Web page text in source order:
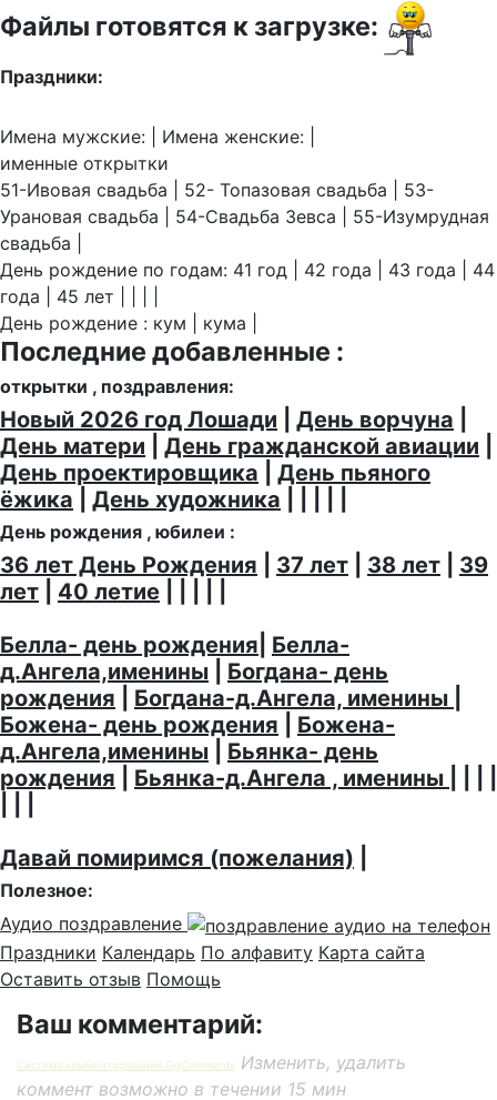
Файлы готовятся к загрузке:
Праздники:
Имена мужские: | Имена женские: |
именные открытки
51-Ивовая свадьба | 52- Топазовая свадьба | 53-
Урановая свадьба | 54-Свадьба Зевса | 55-Изумрудная
свадьба |
День рождение по годам: 41 год | 42 года | 43 года | 44
года | 45 лет | | | |
День рождение : кум | кума |
Последние добавленные :
открытки , поздравления:
Новый 2026 год Лошади День ворчуна
День матери
День гражданской авиации
День проектировщика
День пьяного
ёжика
День художника
День рождения , юбилеи :
36 лет День Рождения 37 лет 38 лет
39
лет
40 летие
Белла- день рождения Белла-
д.Ангела,именины
Богдана- день
рождения
Богдана-д.Ангела, именины
Божена- день рождения
Божена-
д.Ангела,именины
Бьянка- день
рождения
Бьянка-д.Ангела , именины
Давай помиримся (пожелания)
Полезное:
Аудио поздравление
Праздники Календарь По алфавиту Карта сайта
Оставить отзыв Помощь
Ваш комментарий:
Система комментирования SigComments
Изменить, удалить
коммент возможно в течении 15 мин